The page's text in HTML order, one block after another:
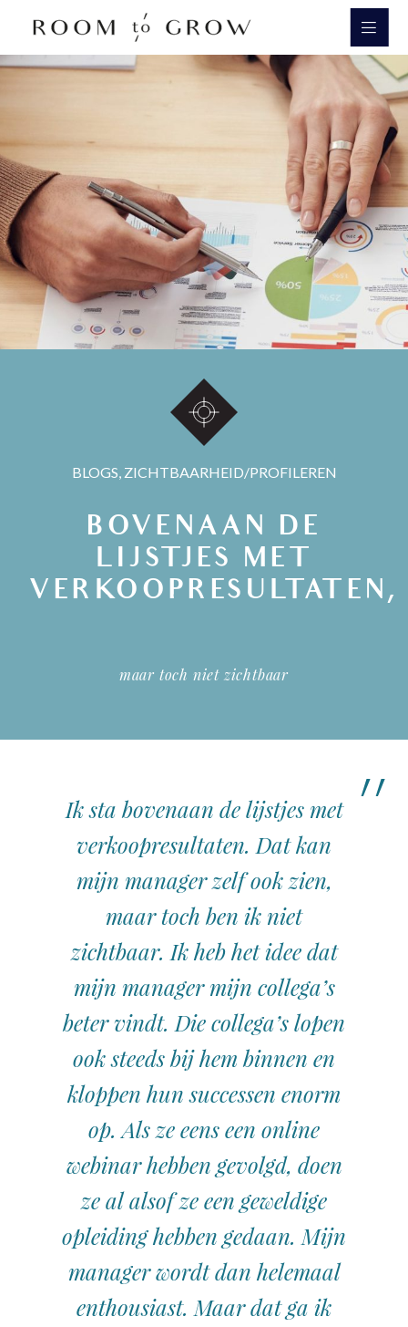
Room to Grow
BLOGS ZICHTBAARHEID/PROFILEREN
BOVENAAN DE
LIJSTJES MET
VERKOOPRESULTATEN,
maar toch niet zichtbaar
Ik sta bovenaan de lijstjes met
verkoopresultaten. Dat kan
mijn manager zelf ook zien,
maar toch ben ik niet
zichtbaar. Ik heb het idee dat
mijn manager mijn collega’s
beter vindt. Die collega’s lopen
ook steeds bij hem binnen en
kloppen hun successen enorm
op. Als ze eens een online
webinar hebben gevolgd, doen
ze al alsof ze een geweldige
opleiding hebben gedaan. Mijn
manager wordt dan helemaal
enthousiast. Maar dat ga ik